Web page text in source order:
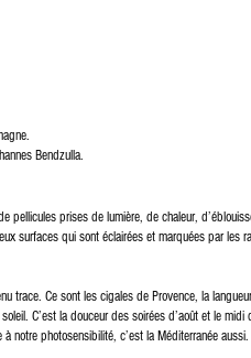
Bendzulla.
prises de lumière, de chaleur,
surfaces qui sont éclairées et marquées par les
trace. Ce sont les cigales de Provence, la
C’est la douceur des soirées d’août et le midi
notre photosensibilité, c’est la Méditerranée aussi.